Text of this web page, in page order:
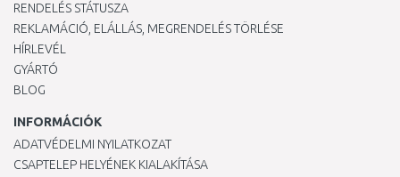
RENDELÉS STÁTUSZA
REKLAMÁCIÓ, ELÁLLÁS, MEGRENDELÉS TÖRLÉSE
HÍRLEVÉL
GYÁRTÓ
BLOG
INFORMÁCIÓK
ADATVÉDELMI NYILATKOZAT
CSAPTELEP HELYÉNEK KIALAKÍTÁSA